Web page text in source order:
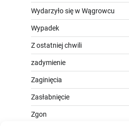
Wydarzyło się w Wągrowcu
Wypadek
Z ostatniej chwili
zadymienie
Zaginięcia
Zasłabnięcie
Zgon